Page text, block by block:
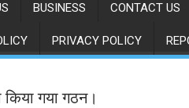
BUSINESS CONTACT US
PRIVACY POLICY
गया गठन।